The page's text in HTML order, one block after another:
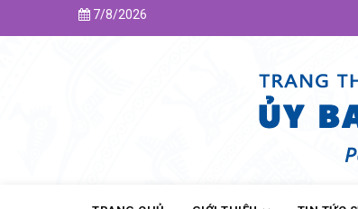
7/8/2026
NAVIGATION